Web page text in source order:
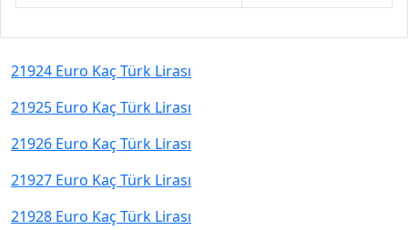
21924 Euro Kaç Türk Lirası
21925 Euro Kaç Türk Lirası
21926 Euro Kaç Türk Lirası
21927 Euro Kaç Türk Lirası
21928 Euro Kaç Türk Lirası